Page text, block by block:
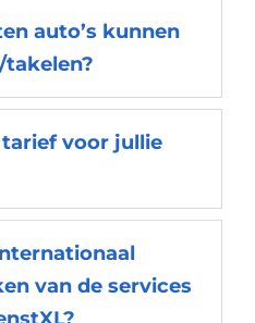
auto’s kunnen
takelen?
voor jullie
van de services